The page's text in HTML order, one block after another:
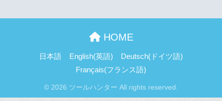
HOME
日本語 English(英語) Deutsch( ドイツ語)
Français(フランス語)
© 2026 ツールハンター All rights reserved.